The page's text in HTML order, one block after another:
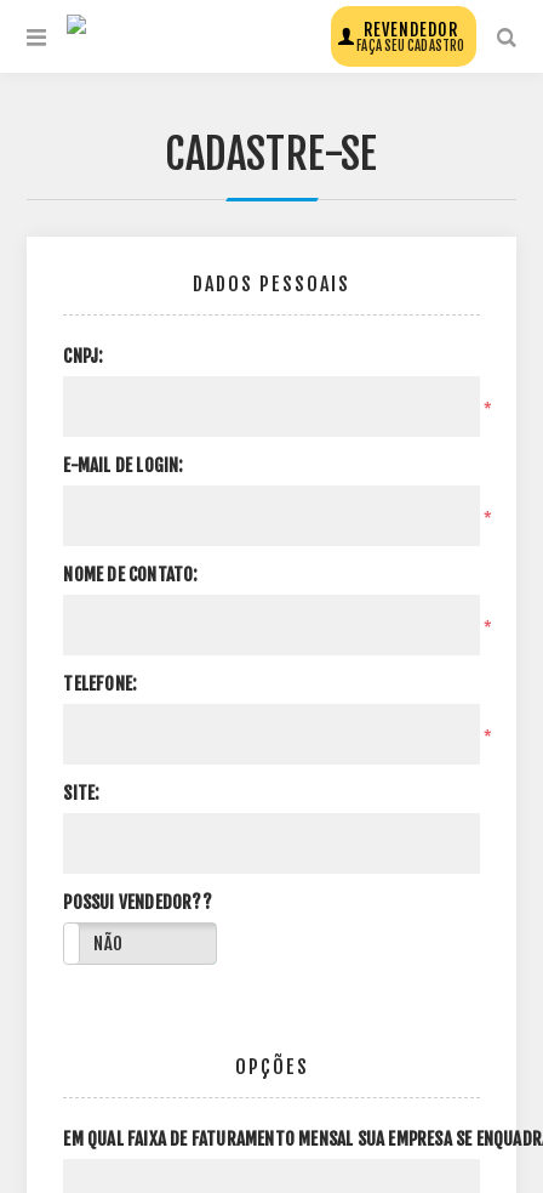
REVENDEDOR
FAÇA SEU CADASTRO
CADASTRE-SE
DADOS PESSOAIS
CNPJ:
*
E-MAIL DE LOGIN:
*
NOME DE CONTATO:
*
TELEFONE:
*
SITE:
POSSUI VENDEDOR??
NÃO
OPÇÕES
EM QUAL FAIXA DE FATURAMENTO MENSAL SUA EMPRESA SE